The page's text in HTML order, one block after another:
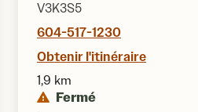
V3K3S5
604-517-1230
Obtenir l'itinéraire
1,9 km
Fermé